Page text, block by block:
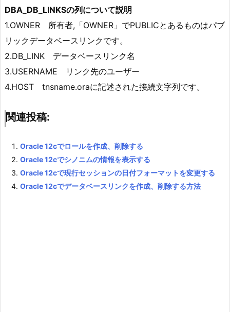
DBA_DB_LINKSの列について説明
1.OWNER 所有者,「OWNER」でPUBLICとあるものはパブ
リックデータベースリンクです。
2.DB_LINK データベースリンク名
3.USERNAME リンク先のユーザー
4.HOST tnsname.oraに記述された接続文字列です。
関連投稿:
Oracle 12cでロールを作成、削除する
Oracle 12cでシノニムの情報を表示する
Oracle 12cで現行セッションの日付フォーマットを変更する
Oracle 12cでデータベースリンクを作成、削除する方法